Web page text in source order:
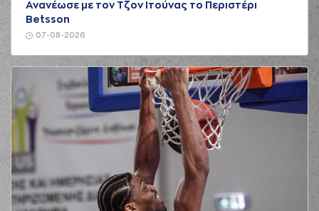
07-08-2026
Ανανέωσε με τον Τζον Ιτούνας το Περιστέρι
Betsson